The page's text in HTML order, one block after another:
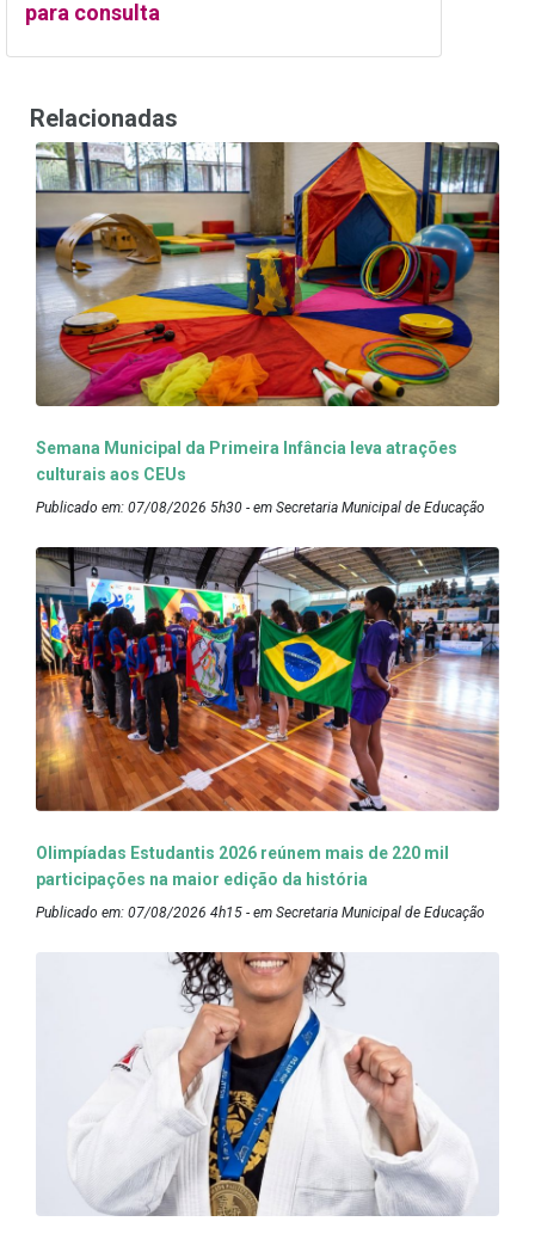
para consulta
Relacionadas
Semana Municipal da Primeira Infância leva atrações
culturais aos CEUs
Publicado em: 07/08/2026 5h30 - em Secretaria Municipal de Educação
Olimpíadas Estudantis 2026 reúnem mais de 220 mil
participações na maior edição da história
Publicado em: 07/08/2026 4h15 - em Secretaria Municipal de Educação